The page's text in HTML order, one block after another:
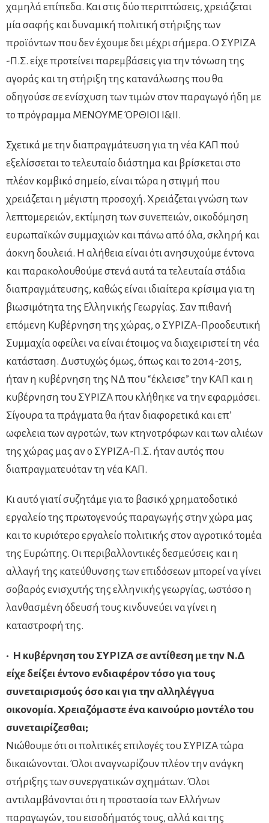
χαμηλά επίπεδα. Και στις δύο περιπτώσεις, χρειάζεται
μία σαφής και δυναμική πολιτική στήριξης των
προϊόντων που δεν έχουμε δει μέχρι σήμερα. Ο ΣΥΡΙΖΑ
-Π.Σ. είχε προτείνει παρεμβάσεις για την τόνωση της
αγοράς και τη στήριξη της κατανάλωσης που θα
οδηγούσε σε ενίσχυση των τιμών στον παραγωγό ήδη με
το πρόγραμμα ΜΕΝΟΥΜΕ ΌΡΘΙΟΙ Ι&ΙΙ.
Σχετικά με την διαπραγμάτευση για τη νέα ΚΑΠ πού
εξελίσσεται το τελευταίο διάστημα και βρίσκεται στο
πλέον κομβικό σημείο, είναι τώρα η στιγμή που
χρειάζεται η μέγιστη προσοχή. Χρειάζεται γνώση των
λεπτομερειών, εκτίμηση των συνεπειών, οικοδόμηση
ευρωπαϊκών συμμαχιών και πάνω από όλα, σκληρή και
άοκνη δουλειά. Η αλήθεια είναι ότι ανησυχούμε έντονα
και παρακολουθούμε στενά αυτά τα τελευταία στάδια
διαπραγμάτευσης, καθώς είναι ιδιαίτερα κρίσιμα για τη
βιωσιμότητα της Ελληνικής Γεωργίας. Σαν πιθανή
επόμενη Κυβέρνηση της χώρας, ο ΣΥΡΙΖΑ-Προοδευτική
Συμμαχία οφείλει να είναι έτοιμος να διαχειριστεί τη νέα
κατάσταση. Δυστυχώς όμως, όπως και το 2014-2015,
ήταν η κυβέρνηση της ΝΔ που “έκλεισε” την ΚΑΠ και η
κυβέρνηση του ΣΥΡΙΖΑ που κλήθηκε να την εφαρμόσει.
Σίγουρα τα πράγματα θα ήταν διαφορετικά και επ’
ωφελεια των αγροτών, των κτηνοτρόφων και των αλιέων
της χώρας μας αν ο ΣΥΡΙΖΑ-Π.Σ. ήταν αυτός που
διαπραγματευόταν τη νέα ΚΑΠ.
Κι αυτό γιατί συζητάμε για το βασικό χρηματοδοτικό
εργαλείο της πρωτογενούς παραγωγής στην χώρα μας
και το κυριότερο εργαλείο πολιτικής στον αγροτικό τομέα
της Ευρώπης. Οι περιβαλλοντικές δεσμεύσεις και η
αλλαγή της κατεύθυνσης των επιδόσεων μπορεί να γίνει
σοβαρός ενισχυτής της ελληνικής γεωργίας, ωστόσο η
λανθασμένη όδευσή τους κινδυνεύει να γίνει η
καταστροφή της.
• Η κυβέρνηση του ΣΥΡΙΖΑ σε αντίθεση με την Ν.Δ
είχε δείξει έντονο ενδιαφέρον τόσο για τους
συνεταιρισμούς όσο και για την αλληλέγγυα
οικονομία. Χρειαζόμαστε ένα καινούριο μοντέλο του
συνεταιρίζεσθαι;
Νιώθουμε ότι οι πολιτικές επιλογές του ΣΥΡΙΖΑ τώρα
δικαιώνονται. Όλοι αναγνωρίζουν πλέον την ανάγκη
στήριξης των συνεργατικών σχημάτων. Όλοι
αντιλαμβάνονται ότι η προστασία των Ελλήνων
παραγωγών, του εισοδήματός τους, αλλά και της